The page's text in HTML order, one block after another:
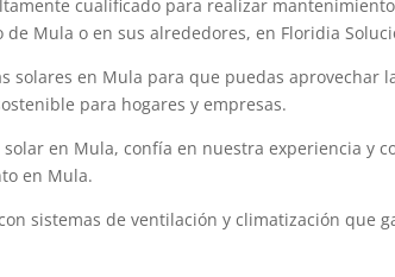
cualificado para realizar
Mula o en sus alrededores, en Floridia
solares en Mula para que puedas
para hogares y empresas.
en Mula, confía en nuestra experiencia y
en Mula.
sistemas de ventilación y climatización